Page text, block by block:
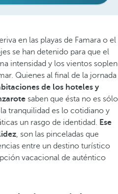
en las playas de Famara o el
se han detenido para que el
intensidad y los vientos soplen
Quienes al final de la jornada
de los hoteles y
saben que ésta no es sólo
tranquilidad es lo cotidiano y
un rasgo de identidad. Ese
, son las pinceladas que
entre un destino turístico
vacacional de auténtico